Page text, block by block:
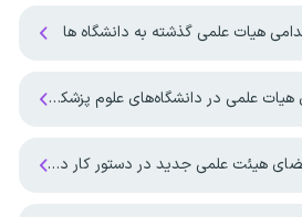
هیات علمی گذشته به دانشگاه ها
علمی در دانشگاه‌های علوم پزشکی به زودی
علمی جدید در دستور کار دانشگاه تهران